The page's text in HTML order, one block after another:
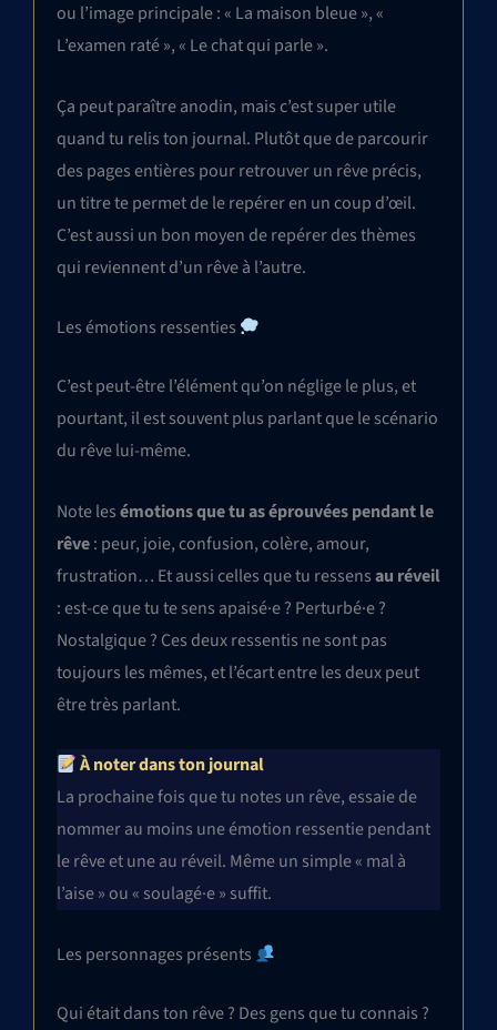
ou l’image principale : « La maison bleue », «
L’examen raté », « Le chat qui parle ».
Ça peut paraître anodin, mais c’est super utile
quand tu relis ton journal. Plutôt que de parcourir
des pages entières pour retrouver un rêve précis,
un titre te permet de le repérer en un coup d’œil.
C’est aussi un bon moyen de repérer des thèmes
qui reviennent d’un rêve à l’autre.
Les émotions ressenties
C’est peut-être l’élément qu’on néglige le plus, et
pourtant, il est souvent plus parlant que le scénario
du rêve lui-même.
Note lesémotions que tu as éprouvées pendant le
rêve: peur, joie, confusion, colère, amour,
frustration… Et aussi celles que tu ressensau réveil
: est-ce que tu te sens apaisé·e ? Perturbé·e ?
Nostalgique ? Ces deux ressentis ne sont pas
toujours les mêmes, et l’écart entre les deux peut
être très parlant.
À noter dans ton journal
La prochaine fois que tu notes un rêve, essaie de
nommer au moins une émotion ressentie pendant
le rêve et une au réveil. Même un simple « mal à
l’aise » ou « soulagé·e » suffit.
Les personnages présents
Qui était dans ton rêve ? Des gens que tu connais ?